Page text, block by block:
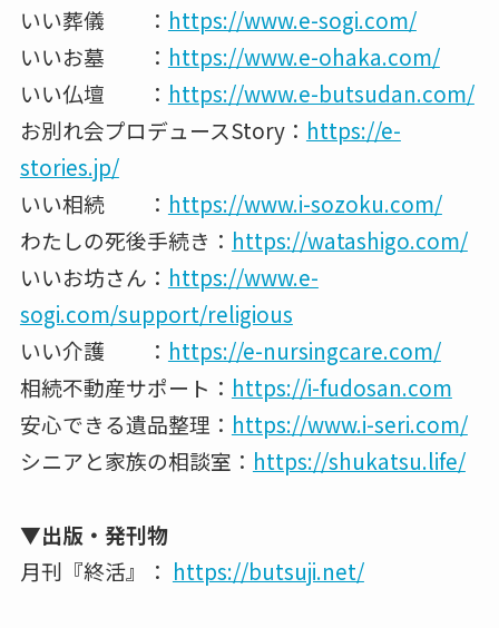
いい葬儀 ： https://www.e-sogi.com/
いいお墓 ： https://www.e-ohaka.com/
いい仏壇 ： https://www.e-butsudan.com/
お別れ会プロデュースStory： https://e-
stories.jp/
いい相続 ： https://www.i-sozoku.com/
わたしの死後手続き： https://watashigo.com/
いいお坊さん： https://www.e-
sogi.com/support/religious
いい介護 ： https://e-nursingcare.com/
相続不動産サポート： https://i-fudosan.com
安心できる遺品整理： https://www.i-seri.com/
シニアと家族の相談室： https://shukatsu.life/
▼出版・発刊物
月刊『終活』： https://butsuji.net/